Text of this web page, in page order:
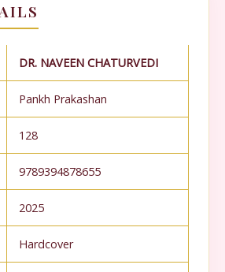
DR. NAVEEN CHATURVEDI
Pankh Prakashan
128
9789394878655
2025
Hardcover